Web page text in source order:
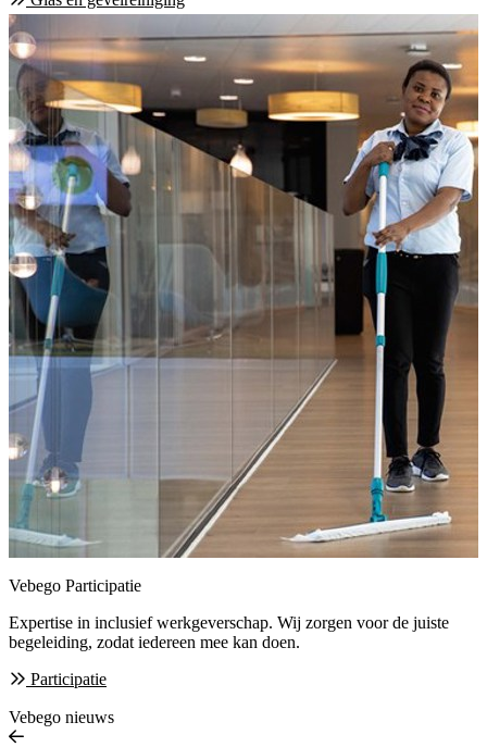
Vebego Participatie
Expertise in inclusief werkgeverschap. Wij zorgen voor de juiste
begeleiding, zodat iedereen mee kan doen.
Participatie
Vebego nieuws